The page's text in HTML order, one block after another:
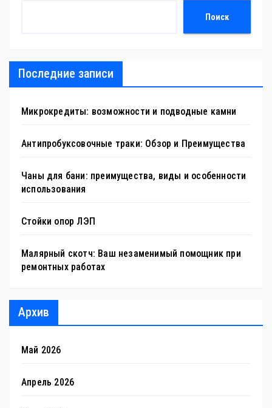
Поиск
Последние записи
Микрокредиты: возможности и подводные камни
Антипробуксовочные траки: Обзор и Преимущества
Чаны для бани: преимущества, виды и особенности
использования
Стойки опор ЛЭП
Малярный скотч: Ваш незаменимый помощник при
ремонтных работах
Архив
Май 2026
Апрель 2026